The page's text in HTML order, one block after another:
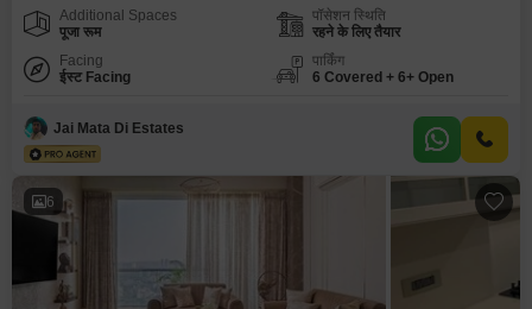
Additional Spaces
पूजा रूम
पॉसेशन स्थिति
रहने के लिए तैयार
Facing
ईस्ट Facing
पार्किंग
6 Covered + 6+ Open
Jai Mata Di Estates
6